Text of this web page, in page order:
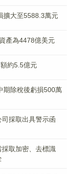
擴大至5588.3萬元
產為4478億美元
約5.5億元
期除稅後虧損500萬
採取出具警示函
取加密、去標識